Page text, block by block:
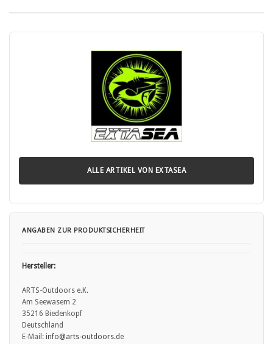
ALLE ARTIKEL VON EXTASEA
ANGABEN ZUR PRODUKTSICHERHEIT
Hersteller:
ARTS-Outdoors e.K.
Am Seewasem 2
35216 Biedenkopf
Deutschland
E-Mail: info@arts-outdoors.de